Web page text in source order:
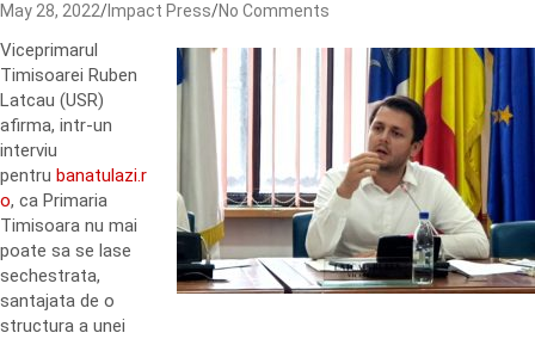
May 28, 2022 Impact Press No Comments
Viceprimarul
Timisoarei Ruben
Latcau (USR)
afirma, intr-un
interviu
pentru banatulazi.r
o, ca Primaria
Timisoara nu mai
poate sa se lase
sechestrata,
santajata de o
structura a unei